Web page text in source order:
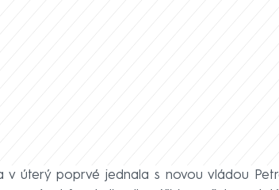
v úterý poprvé jednala s novou vládou